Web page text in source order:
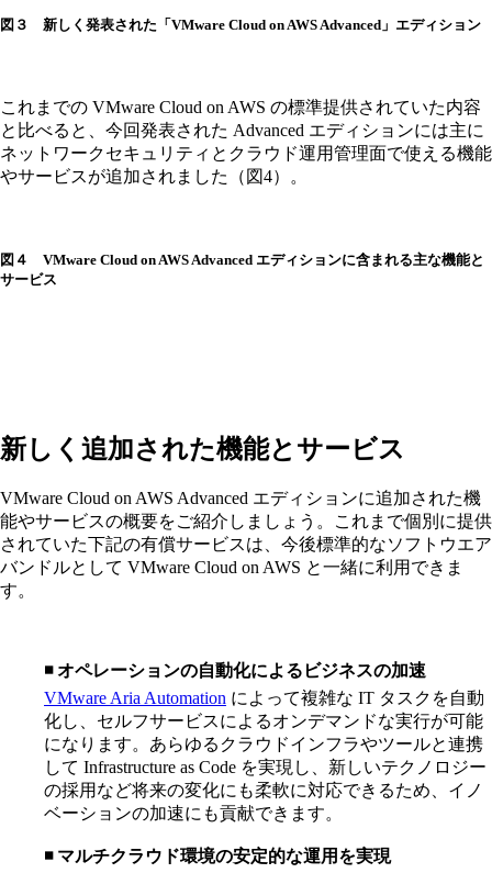
図３ 新しく発表された「VMware Cloud on AWS Advanced」エディション
これまでの VMware Cloud on AWS の標準提供されていた内容
と比べると、今回発表された Advanced エディションには主に
ネットワークセキュリティとクラウド運用管理面で使える機能
やサービスが追加されました（図4）。
図４ VMware Cloud on AWS Advanced エディションに含まれる主な機能と
サービス
新しく追加された機能とサービス
VMware Cloud on AWS Advanced エディションに追加された機
能やサービスの概要をご紹介しましょう。これまで個別に提供
されていた下記の有償サービスは、今後標準的なソフトウエア
バンドルとして VMware Cloud on AWS と一緒に利用できま
す。
◾️ オペレーションの自動化によるビジネスの加速
VMware Aria Automation によって複雑な IT タスクを自動
化し、セルフサービスによるオンデマンドな実行が可能
になります。あらゆるクラウドインフラやツールと連携
して Infrastructure as Code を実現し、新しいテクノロジー
の採用など将来の変化にも柔軟に対応できるため、イノ
ベーションの加速にも貢献できます。
◾️ マルチクラウド環境の安定的な運用を実現